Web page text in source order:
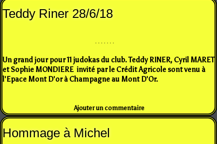
Teddy Riner 28/6/18
Un grand jour pour 11 judokas du club. Teddy RINER, Cyril MARET
et Sophie MONDIERE invité par le Crédit Agricole sont venu à
l'Epace Mont D'or à Champagne au Mont D'Or.
Ajouter un commentaire
Hommage à Michel